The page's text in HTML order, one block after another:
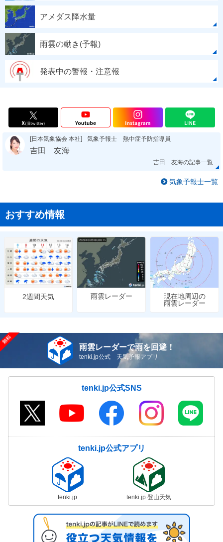
アメダス降水量
雨雲の動き(予報)
発表中の警報・注意報
[日本気象協会 本社] 気象予報士 熱中症予防指導員
吉田 友海
吉田 友海の記事一覧
気象予報士一覧
おすすめ情報
2週間天気 雨雲レーダー
現在地周辺の
雨雲レーダー
雨雲レーダーで雨を回避！
tenki.jp公式 天気予報アプリ
tenki.jp公式SNS
tenki.jp公式アプリ
tenki.jp tenki.jp 登山天気